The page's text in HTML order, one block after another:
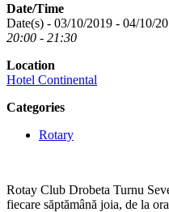
Date/Time
Date(s) - 03/10/2019 - 04/10/
20:00 - 21:30
Location
Hotel Continental
Categories
Rotary
Rotay Club Drobeta Turnu
fiecare săptămână joia, de la